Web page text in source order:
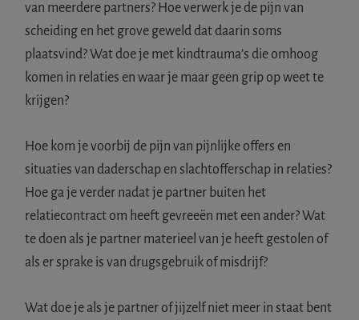
van meerdere partners? Hoe verwerk je de pijn van
scheiding en het grove geweld dat daarin soms
plaatsvind? Wat doe je met kindtrauma’s die omhoog
komen in relaties en waar je maar geen grip op weet te
krijgen?
Hoe kom je voorbij de pijn van pijnlijke offers en
situaties van daderschap en slachtofferschap in relaties?
Hoe ga je verder nadat je partner buiten het
relatiecontract om heeft gevreeën met een ander? Wat
te doen als je partner materieel van je heeft gestolen of
als er sprake is van drugsgebruik of misdrijf?
Wat doe je als je partner of jijzelf niet meer in staat bent